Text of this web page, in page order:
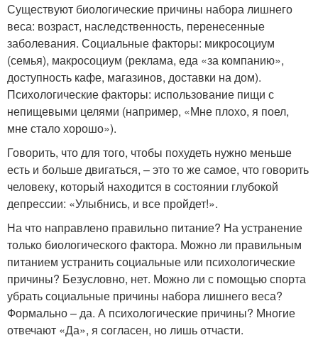
Существуют биологические причины набора лишнего
веса: возраст, наследственность, перенесенные
заболевания. Социальные факторы: микросоциум
(семья), макросоциум (реклама, еда «за компанию»,
доступность кафе, магазинов, доставки на дом).
Психологические факторы: использование пищи с
непищевыми целями (например, «Мне плохо, я поел,
мне стало хорошо»).
Говорить, что для того, чтобы похудеть нужно меньше
есть и больше двигаться, – это то же самое, что говорить
человеку, который находится в состоянии глубокой
депрессии: «Улыбнись, и все пройдет!».
На что направлено правильно питание? На устранение
только биологического фактора. Можно ли правильным
питанием устранить социальные или психологические
причины? Безусловно, нет. Можно ли с помощью спорта
убрать социальные причины набора лишнего веса?
Формально – да. А психологические причины? Многие
отвечают «Да», я согласен, но лишь отчасти.